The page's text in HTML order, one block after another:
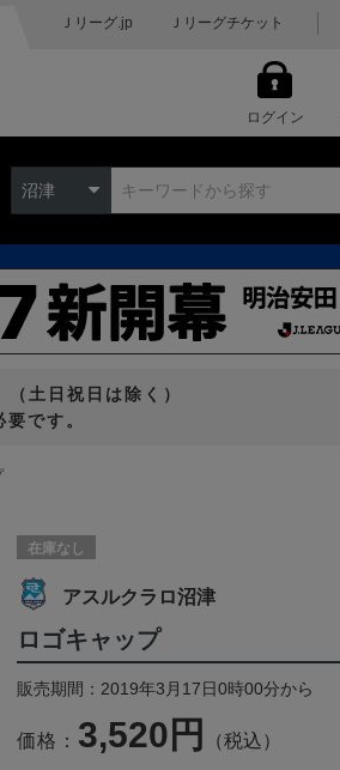
Ｊリーグ.jp Ｊリーグチケット
ログイン
沼津
土日祝日は除く）
です。
在庫なし
アスルクラロ沼津
ロゴキャップ
販売期間：2019年3月17日0時00分から
価格： 3,520円 （税込）